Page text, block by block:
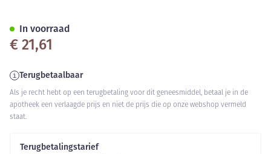
€ 21,61
Terugbetaalbaar
Als je recht hebt op een terugbetaling voor dit geneesmiddel, betaal je in de
apotheek een verlaagde prijs en niet de prijs die op onze webshop vermeld
staat.
Terugbetalingstarief
In voorraad